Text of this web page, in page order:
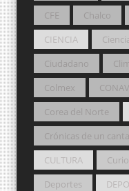
CFE
Chalco
CIENCIA
Ciudadano
Colmex
CONAVI
Corea del Norte
Crónicas de un
CULTURA
Deportes